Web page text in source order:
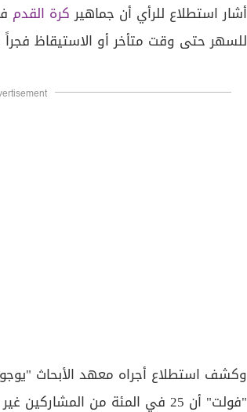
أشار استطلاع للرأي أن جماهيركرة القدم
للسهر حتى وقت متأخر أو الاستيقاظ فجراً
وكشف استطلاع أجراه معهد الأبحاث